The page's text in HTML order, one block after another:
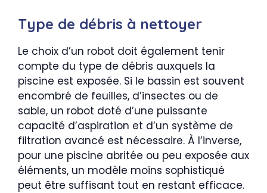
Type de débris à nettoyer
Le choix d’un robot doit également tenir
compte du type de débris auxquels la
piscine est exposée. Si le bassin est souvent
encombré de feuilles, d’insectes ou de
sable, un robot doté d’une puissante
capacité d’aspiration et d’un système de
filtration avancé est nécessaire. À l’inverse,
pour une piscine abritée ou peu exposée aux
éléments, un modèle moins sophistiqué
peut être suffisant tout en restant efficace.